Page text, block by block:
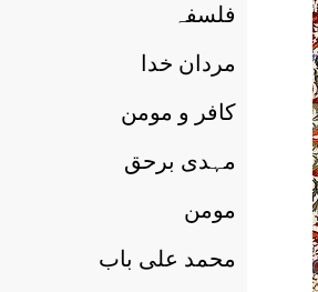
فلسفہ
مردان خدا
کافر و مومن
مہدی برحق
مومن
محمد علی باب